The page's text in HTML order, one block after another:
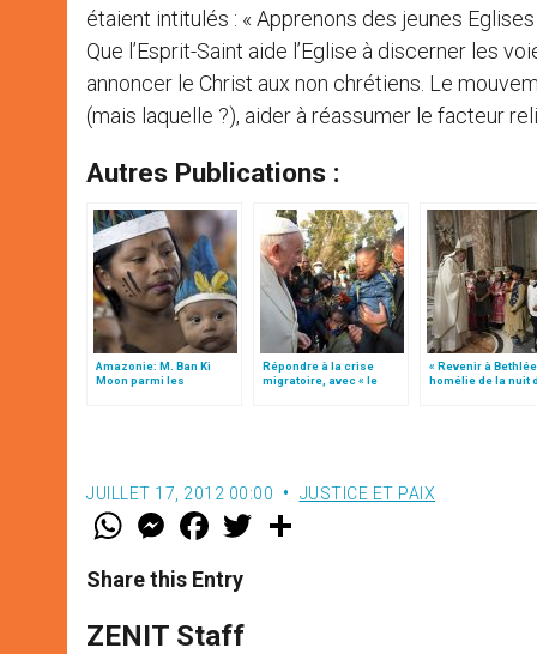
étaient intitulés : « Apprenons des jeunes
Que l’Esprit-Saint aide l’Eglise à discerner les
annoncer le Christ aux non chrétiens. Le
(mais laquelle ?), aider à réassumer le facteur
Autres Publications :
Amazonie: M. Ban Ki
Moon parmi les
Répondre à la crise
migratoire, avec « le
« Revenir à
homélie de la nuit
Noël (texte
JUILLET 17, 2012 00:00 JUSTICE ET PAIX
W
t
s
p
M
e
s
e
g
F
a
e
b
o
w
Share this Entry
ZENIT Staff